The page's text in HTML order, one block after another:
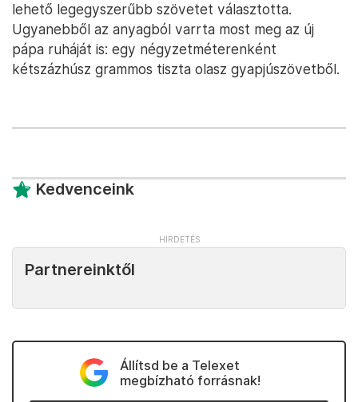
lehető legegyszerűbb szövetet választotta.
Ugyanebből az anyagból varrta most meg az új
pápa ruháját is: egy négyzetméterenként
kétszázhúsz grammos tiszta olasz gyapjúszövetből.
Kedvenceink
Partnereinktől
Állítsd be a Telexet
megbízható forrásnak!